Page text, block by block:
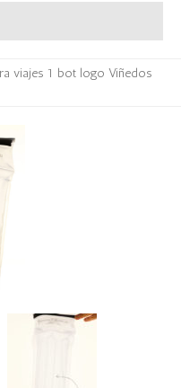
viajes 1 bot logo Viñedos